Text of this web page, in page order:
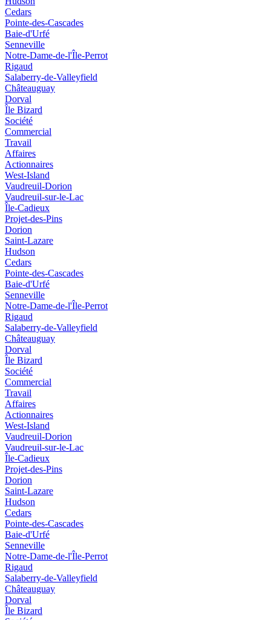
Cedars
Pointe-des-Cascades
Baie-d'Urfé
Senneville
Notre-Dame-de-l'Île-Perrot
Rigaud
Salaberry-de-Valleyfield
Châteauguay
Dorval
Île Bizard
Société
Commercial
Travail
Affaires
Actionnaires
West-Island
Vaudreuil-Dorion
Vaudreuil-sur-le-Lac
Île-Cadieux
Projet-des-Pins
Dorion
Saint-Lazare
Hudson
Cedars
Pointe-des-Cascades
Baie-d'Urfé
Senneville
Notre-Dame-de-l'Île-Perrot
Rigaud
Salaberry-de-Valleyfield
Châteauguay
Dorval
Île Bizard
Société
Commercial
Travail
Affaires
Actionnaires
West-Island
Vaudreuil-Dorion
Vaudreuil-sur-le-Lac
Île-Cadieux
Projet-des-Pins
Dorion
Saint-Lazare
Hudson
Cedars
Pointe-des-Cascades
Baie-d'Urfé
Senneville
Notre-Dame-de-l'Île-Perrot
Rigaud
Salaberry-de-Valleyfield
Châteauguay
Dorval
Île Bizard